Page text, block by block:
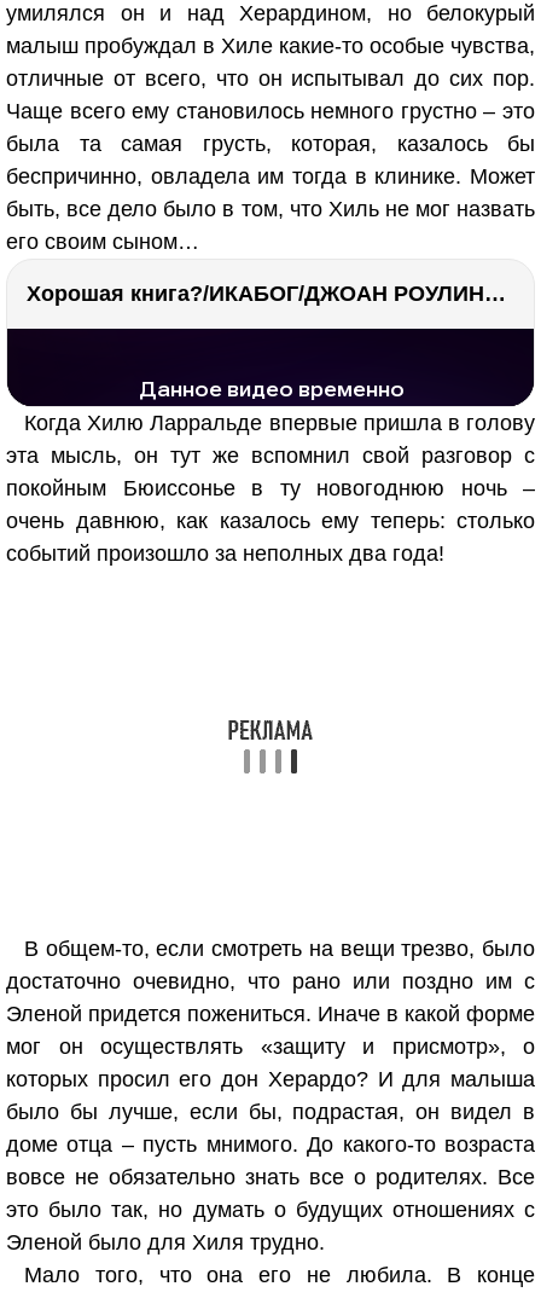
умилялся он и над Херардином, но белокурый
малыш пробуждал в Хиле какие-то особые чувства,
отличные от всего, что он испытывал до сих пор.
Чаще всего ему становилось немного грустно – это
была та самая грусть, которая, казалось бы
беспричинно, овладела им тогда в клинике. Может
быть, все дело было в том, что Хиль не мог назвать
его своим сыном…
Хорошая книга?/ИКАБОГ/ДЖОАН РОУЛИНГ/Есть ли смысл покупать?
Когда Хилю Ларральде впервые пришла в голову
эта мысль, он тут же вспомнил свой разговор с
покойным Бюиссонье в ту новогоднюю ночь –
очень давнюю, как казалось ему теперь: столько
событий произошло за неполных два года!
В общем-то, если смотреть на вещи трезво, было
достаточно очевидно, что рано или поздно им с
Эленой придется пожениться. Иначе в какой форме
мог он осуществлять «защиту и присмотр», о
которых просил его дон Херардо? И для малыша
было бы лучше, если бы, подрастая, он видел в
доме отца – пусть мнимого. До какого-то возраста
вовсе не обязательно знать все о родителях. Все
это было так, но думать о будущих отношениях с
Эленой было для Хиля трудно.
Мало того, что она его не любила. В конце